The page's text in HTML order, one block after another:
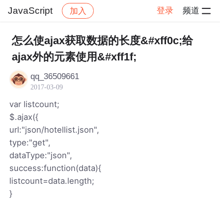
JavaScript 加入 登录 频道
社区 JavaScript 帖子详情
怎么使ajax获取数据的长度&#xff0c;给
ajax外的元素使用&#xff1f;
qq_36509661
2017-03-09
var listcount;
$.ajax({
url:"json/hotellist.json",
type:"get",
dataType:"json",
success:function(data){
listcount=data.length;
}